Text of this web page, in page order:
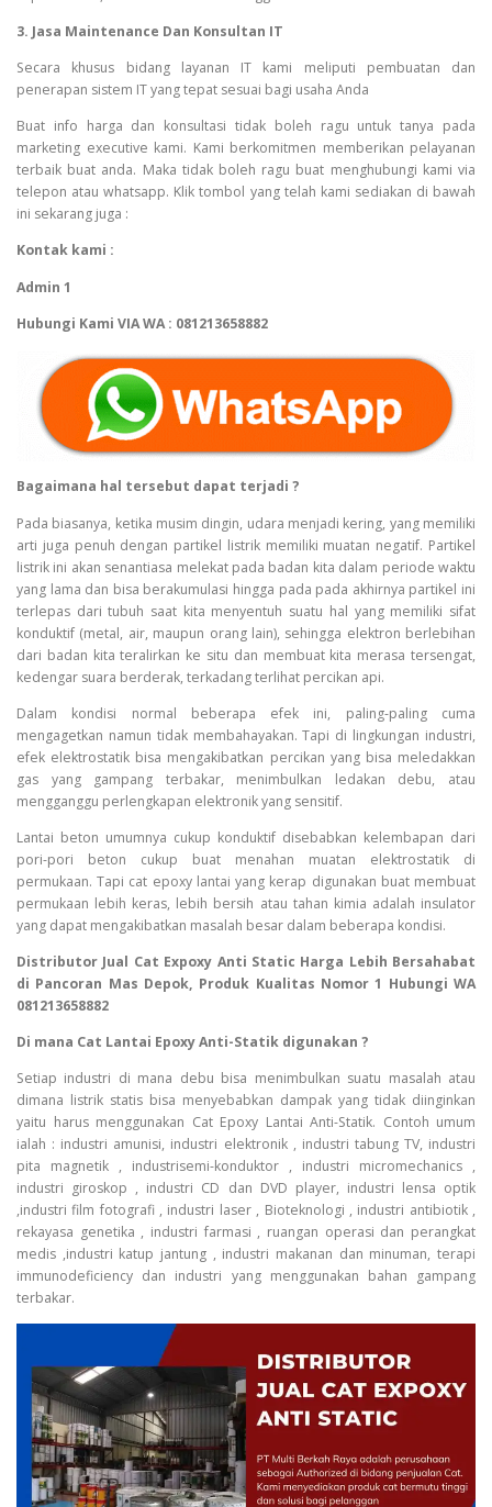
3. Jasa Maintenance Dan Konsultan IT
Secara khusus bidang layanan IT kami meliputi pembuatan dan
penerapan sistem IT yang tepat sesuai bagi usaha Anda
Buat info harga dan konsultasi tidak boleh ragu untuk tanya pada
marketing executive kami. Kami berkomitmen memberikan pelayanan
terbaik buat anda. Maka tidak boleh ragu buat menghubungi kami via
telepon atau whatsapp. Klik tombol yang telah kami sediakan di bawah
ini sekarang juga :
Kontak kami :
Admin 1
Hubungi Kami VIA WA : 081213658882
Bagaimana hal tersebut dapat terjadi ?
Pada biasanya, ketika musim dingin, udara menjadi kering, yang memiliki
arti juga penuh dengan partikel listrik memiliki muatan negatif. Partikel
listrik ini akan senantiasa melekat pada badan kita dalam periode waktu
yang lama dan bisa berakumulasi hingga pada pada akhirnya partikel ini
terlepas dari tubuh saat kita menyentuh suatu hal yang memiliki sifat
konduktif (metal, air, maupun orang lain), sehingga elektron berlebihan
dari badan kita teralirkan ke situ dan membuat kita merasa tersengat,
kedengar suara berderak, terkadang terlihat percikan api.
Dalam kondisi normal beberapa efek ini, paling-paling cuma
mengagetkan namun tidak membahayakan. Tapi di lingkungan industri,
efek elektrostatik bisa mengakibatkan percikan yang bisa meledakkan
gas yang gampang terbakar, menimbulkan ledakan debu, atau
mengganggu perlengkapan elektronik yang sensitif.
Lantai beton umumnya cukup konduktif disebabkan kelembapan dari
pori-pori beton cukup buat menahan muatan elektrostatik di
permukaan. Tapi cat epoxy lantai yang kerap digunakan buat membuat
permukaan lebih keras, lebih bersih atau tahan kimia adalah insulator
yang dapat mengakibatkan masalah besar dalam beberapa kondisi.
Distributor Jual Cat Expoxy Anti Static Harga Lebih Bersahabat
di Pancoran Mas Depok, Produk Kualitas Nomor 1 Hubungi WA
081213658882
Di mana Cat Lantai Epoxy Anti-Statik digunakan ?
Setiap industri di mana debu bisa menimbulkan suatu masalah atau
dimana listrik statis bisa menyebabkan dampak yang tidak diinginkan
yaitu harus menggunakan Cat Epoxy Lantai Anti-Statik. Contoh umum
ialah : industri amunisi, industri elektronik , industri tabung TV, industri
pita magnetik , industrisemi-konduktor , industri micromechanics ,
industri giroskop , industri CD dan DVD player, industri lensa optik
,industri film fotografi , industri laser , Bioteknologi , industri antibiotik ,
rekayasa genetika , industri farmasi , ruangan operasi dan perangkat
medis ,industri katup jantung , industri makanan dan minuman, terapi
immunodeficiency dan industri yang menggunakan bahan gampang
terbakar.